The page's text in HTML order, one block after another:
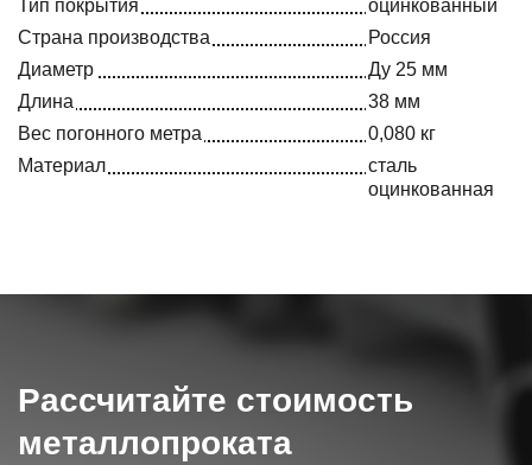
Тип покрытия
оцинкованный
Страна производства
Россия
Диаметр
Ду 25 мм
Длина
38 мм
Вес погонного метра
0,080 кг
Материал
сталь
оцинкованная
Рассчитайте стоимость
металлопроката